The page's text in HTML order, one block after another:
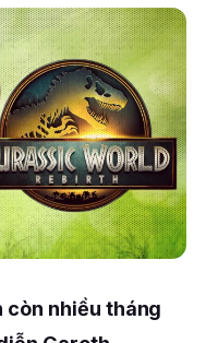
nhiều tháng